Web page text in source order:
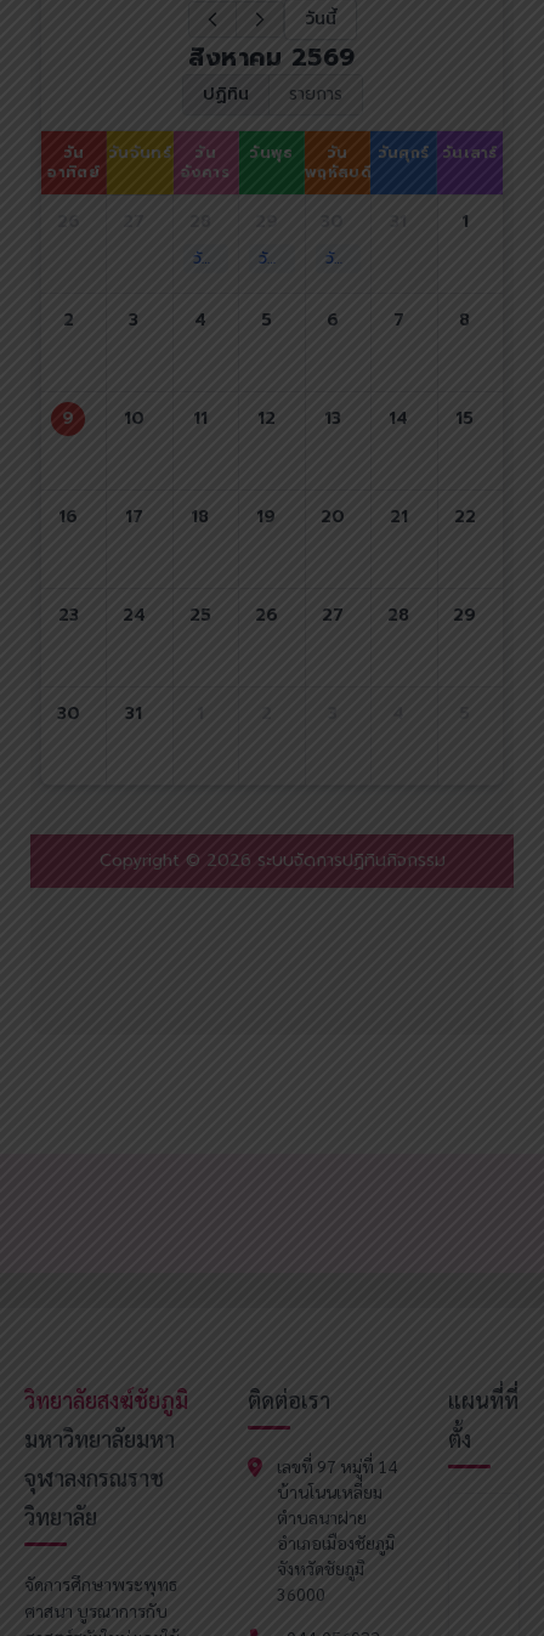
วิทยาลัยสงฆ์ชัยภูมิ
มหาวิทยาลัยมหา
จุฬาลงกรณราช
วิทยาลัย
จัดการศึกษาพระพุทธ
ศาสนา บูรณาการกับ
ติดต่อเรา
เลขที่ 97 หมู่ที่ 14
บ้านโนนเหลี่ยม
ตำบลนาฝาย
อำเภอเมืองชัยภูมิ
จังหวัดชัยภูมิ
36000
แผนที่ที่
ตั้ง